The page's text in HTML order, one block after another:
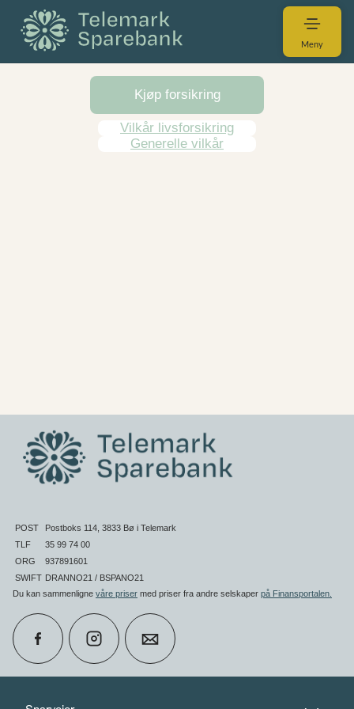
Meny
Kjøp forsikring
Vilkår livsforsikring
Generelle vilkår
POST
Postboks 114, 3833 Bø i Telemark
TLF
35 99 74 00
ORG
937891601
SWIFT DRANNO21 / BSPANO21
Du kan sammenligne våre priser med priser fra andre selskaper på Finansportalen